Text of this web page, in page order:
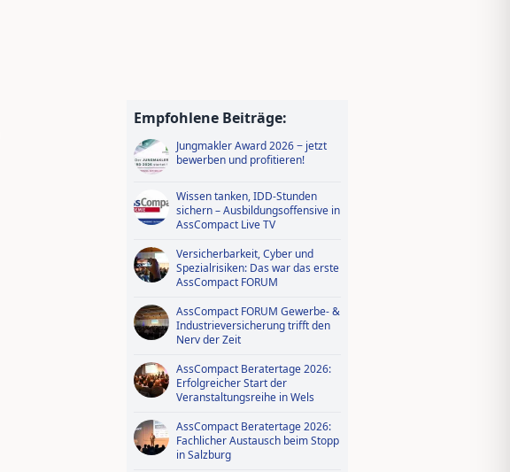
Empfohlene Beiträge:
Jungmakler Award 2026 − jetzt
bewerben und profitieren!
Wissen tanken, IDD-Stunden
sichern – Ausbildungsoffensive in
AssCompact Live TV
Versicherbarkeit, Cyber und
Spezialrisiken: Das war das erste
AssCompact FORUM
AssCompact FORUM Gewerbe- &
Industrieversicherung trifft den
Nerv der Zeit
AssCompact Beratertage 2026:
Erfolgreicher Start der
Veranstaltungsreihe in Wels
AssCompact Beratertage 2026:
Fachlicher Austausch beim Stopp
in Salzburg